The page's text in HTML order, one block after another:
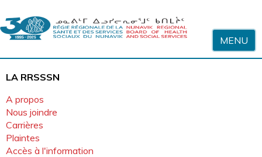
MENU
LA RRSSSN
A propos
Nous joindre
Carrières
Plaintes
Accès à l'information